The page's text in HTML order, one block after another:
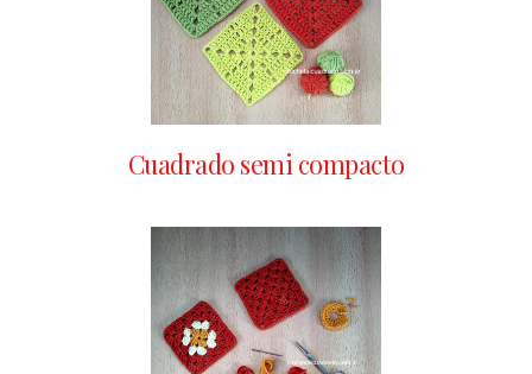
Cuadrado semi compacto